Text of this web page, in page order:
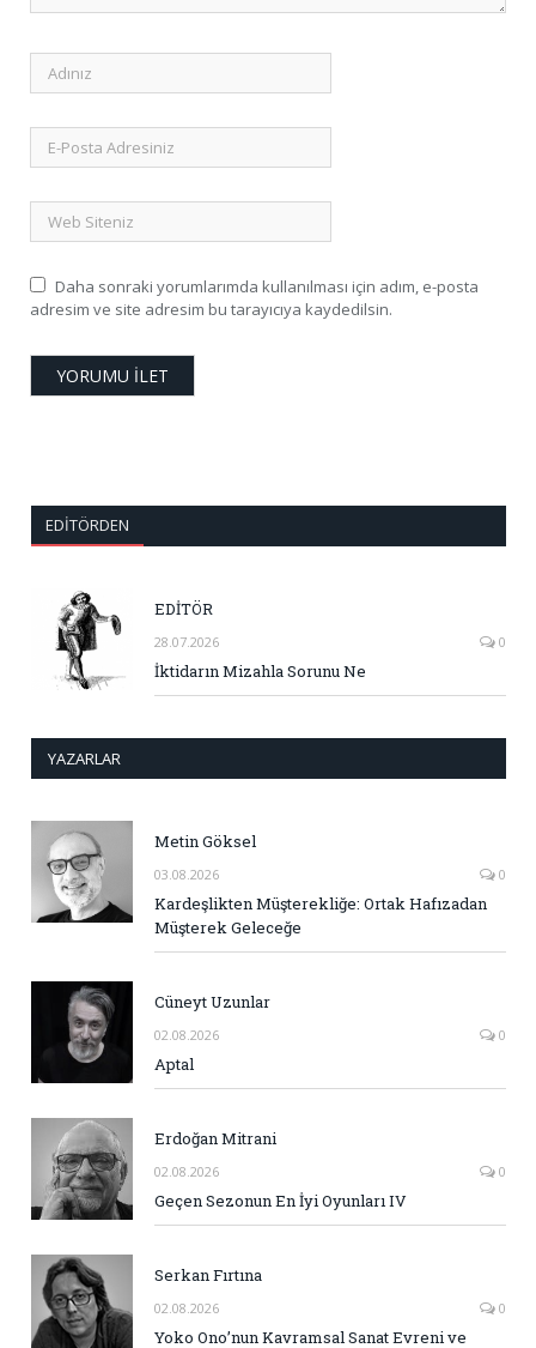
Daha sonraki yorumlarımda kullanılması için adım, e-posta
adresim ve site adresim bu tarayıcıya kaydedilsin.
EDITÖRDEN
EDİTÖR
28.07.2026 0
İktidarın Mizahla Sorunu Ne
YAZARLAR
Metin Göksel
03.08.2026 0
Kardeşlikten Müşterekliğe: Ortak Hafızadan
Müşterek Geleceğe
Cüneyt Uzunlar
02.08.2026 0
Aptal
Erdoğan Mitrani
02.08.2026 0
Geçen Sezonun En İyi Oyunları IV
Serkan Fırtına
02.08.2026 0
Yoko Ono’nun Kavramsal Sanat Evreni ve